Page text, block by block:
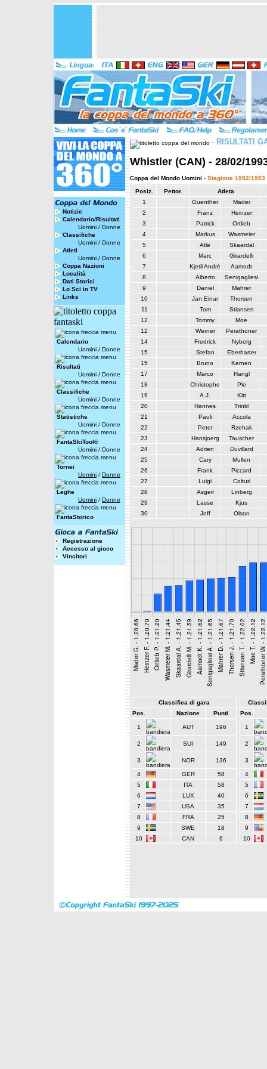
Notizie
Calendario/Risultati
Uomini / Donne
Classifiche
Uomini / Donne
Atleti
Uomini / Donne
Coppa Nazioni
Località
Dati Storici
Lo Sci in TV
Links
Calendario
Uomini / Donne
Risultati
Uomini / Donne
Classifiche
Uomini / Donne
Statistiche
Uomini / Donne
FantaSkiTool®
Uomini / Donne
Tornei
Uomini / Donne
Leghe
Uomini / Donne
FantaStorico
Registrazione
Accesso al gioco
Vincitori
- RISULTATI
Whistler (CAN) - 28/02/
Coppa del Mondo Uomini - Stagione 1992/1993
Posiz.
Pettor.
Atleta
1
Guenther
Mader
2
Franz
Heinzer
3
Patrick
Ortlieb
4
Markus
Wasmeier
5
Atle
Skaardal
6
Marc
Girardelli
7
Kjetil André
Aamodt
8
Alberto
Senigagliesi
9
Daniel
Mahrer
10
Jan Einar
Thorsen
11
Tom
Stiansen
12
Tommy
Moe
12
Werner
Perathoner
14
Fredrick
Nyberg
15
Stefan
Eberharter
15
Bruno
Kernen
17
Marco
Hangl
18
Christophe
Ple
19
A.J.
Kitt
20
Hannes
Trinkl
21
Pauli
Accola
22
Peter
Rzehak
23
Hansjoerg
Tauscher
24
Adrien
Duvillard
25
Cary
Mullen
26
Frank
Piccard
27
Luigi
Colturi
28
Asgeir
Linberg
29
Lasse
Kjus
30
Jeff Olson
Classifica di gara
Pos.
Nazione Punti
1 AUT 196
2 SUI 149
3 NOR 136
4 GER
58
5
ITA
58
6
LUX
40
7
USA
35
8
FRA
25
9
SWE
18
10
CAN 6
Pos.
1
2
3
4
5
6
7
8
9
10